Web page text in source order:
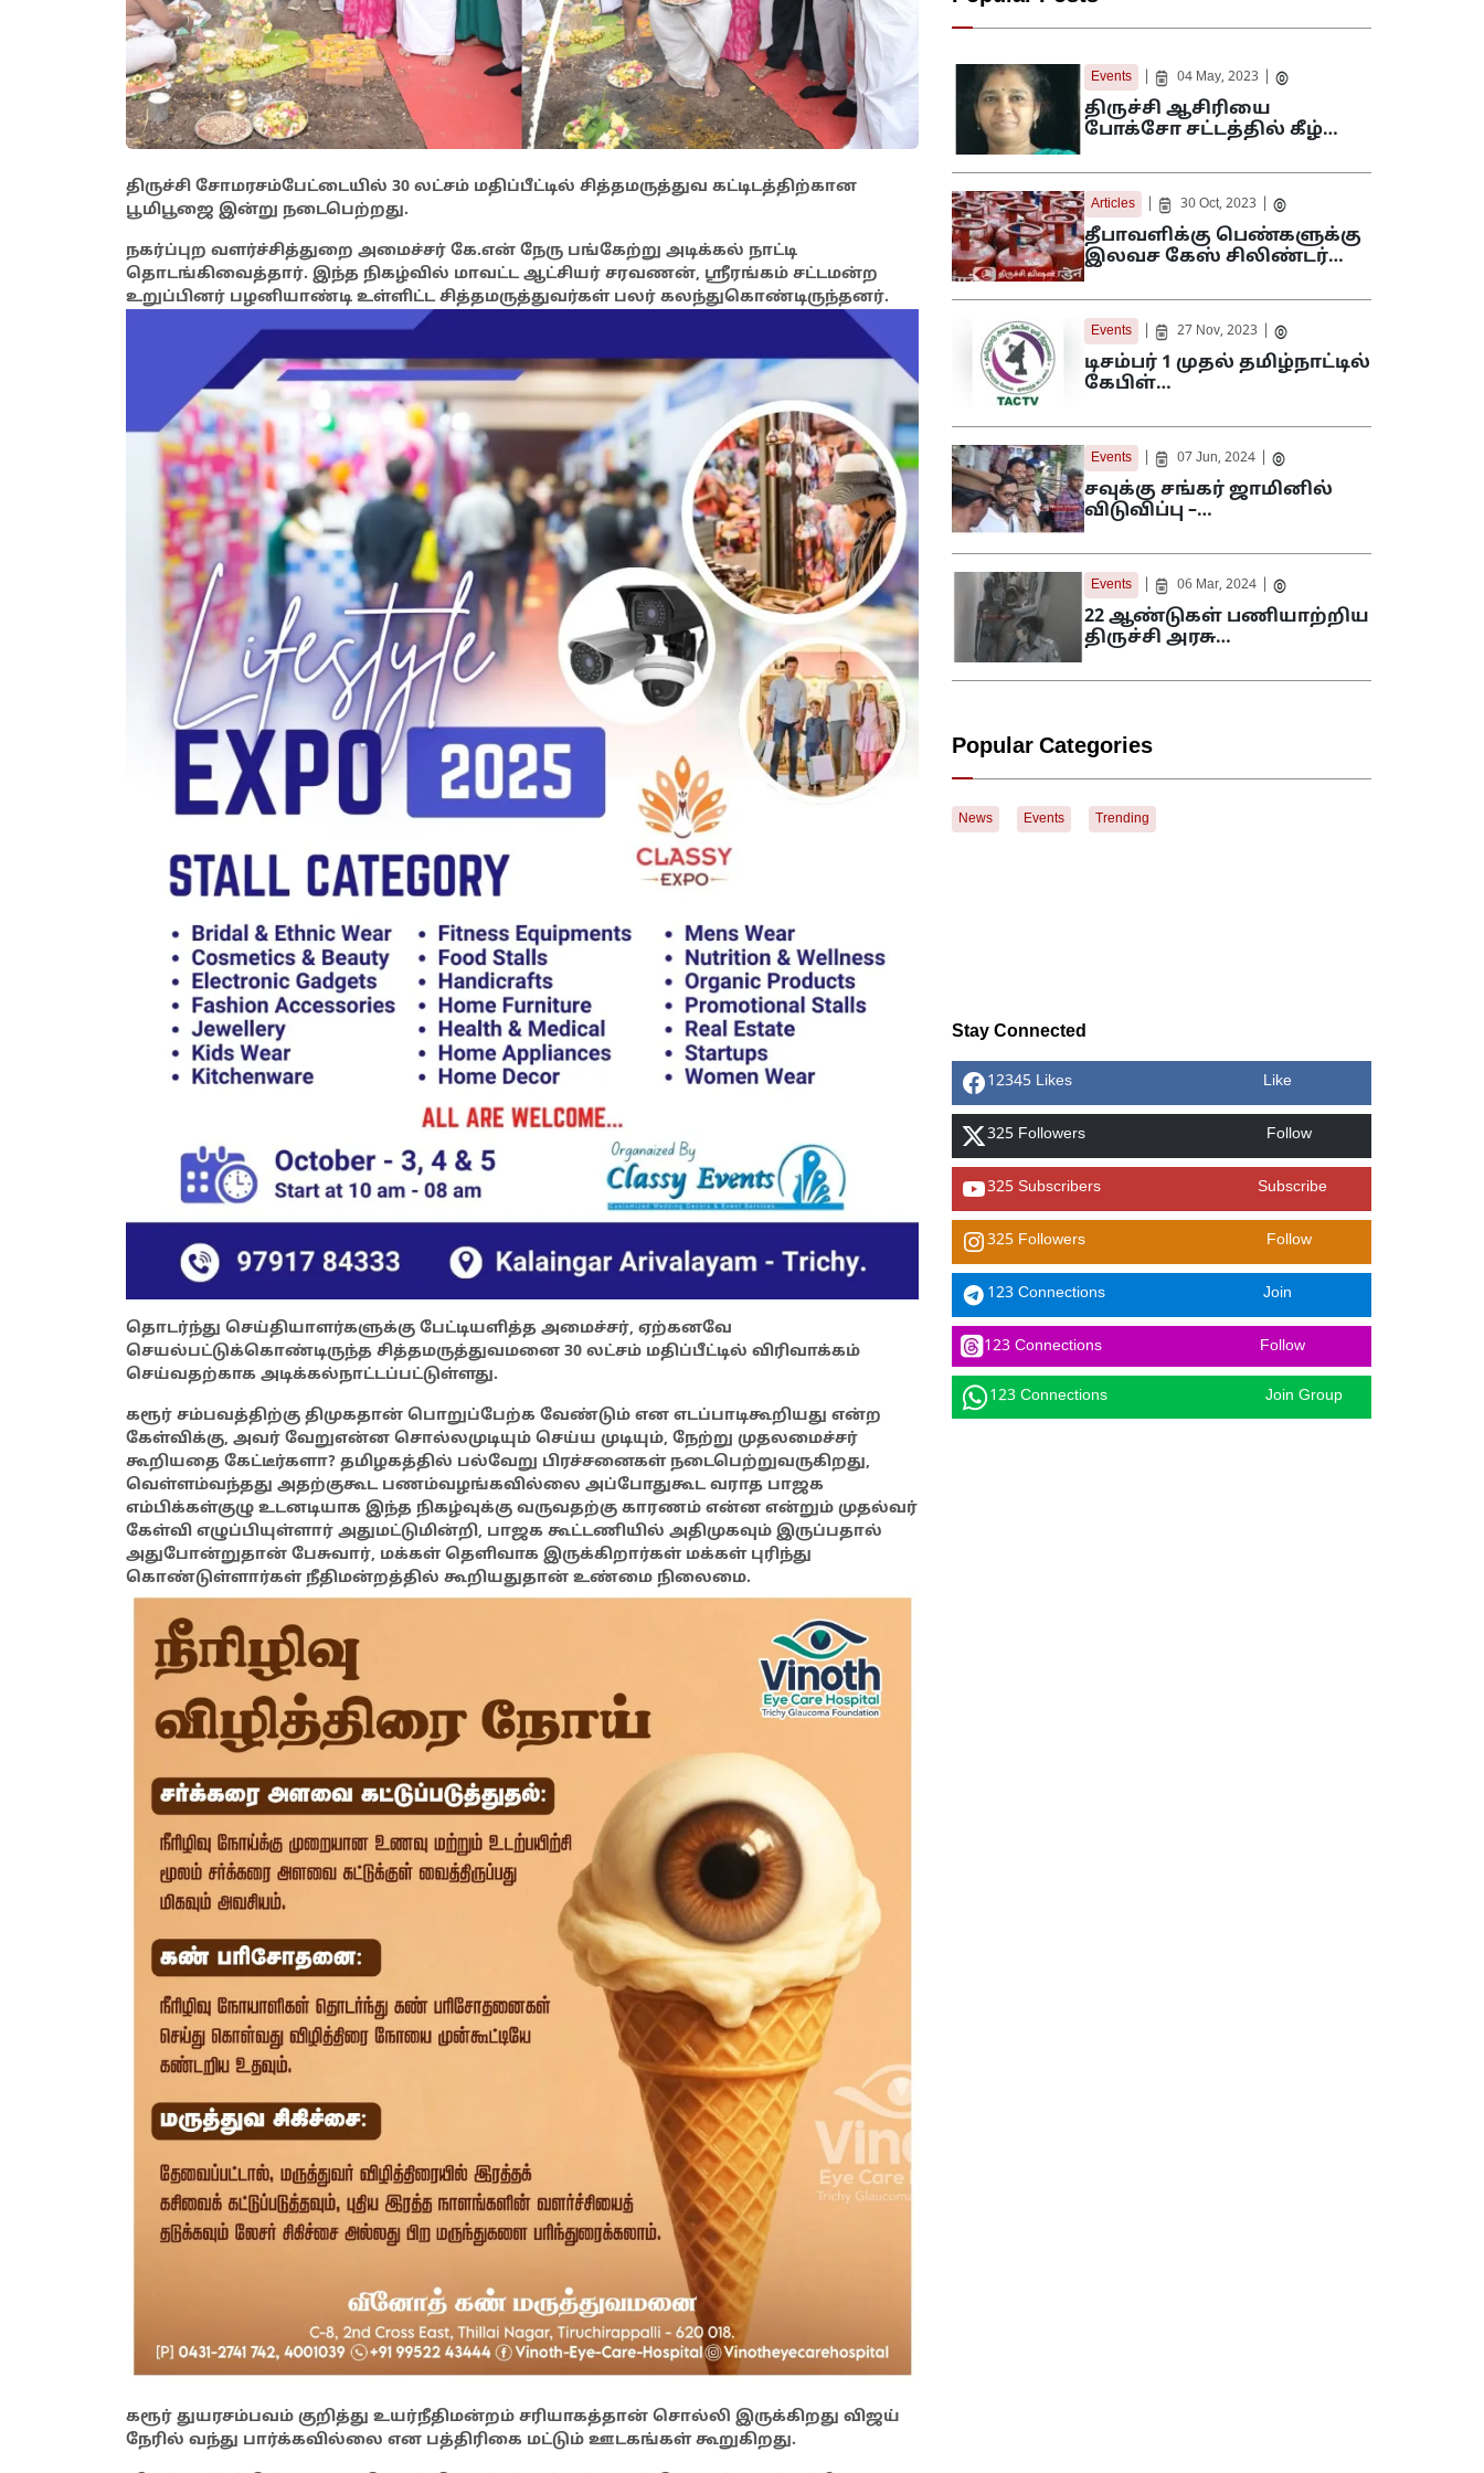
திருச்சி சோமரசம்பேட்டையில் 30 லட்சம் மதிப்பீட்டில் சித்தமருத்துவ கட்டிடத்திற்கான
பூமிபூஜை இன்று நடைபெற்றது.
நகர்ப்புற வளர்ச்சித்துறை அமைச்சர் கே.என் நேரு பங்கேற்று அடிக்கல் நாட்டி
தொடங்கிவைத்தார். இந்த நிகழ்வில் மாவட்ட ஆட்சியர் சரவணன், ஸ்ரீரங்கம் சட்டமன்ற
உறுப்பினர் பழனியாண்டி உள்ளிட்ட சித்தமருத்துவர்கள் பலர் கலந்துகொண்டிருந்தனர்.
தொடர்ந்து செய்தியாளர்களுக்கு பேட்டியளித்த அமைச்சர், ஏற்கனவே
செயல்பட்டுக்கொண்டிருந்த சித்தமருத்துவமனை 30 லட்சம் மதிப்பீட்டில் விரிவாக்கம்
செய்வதற்காக அடிக்கல்நாட்டப்பட்டுள்ளது.
கரூர் சம்பவத்திற்கு திமுகதான் பொறுப்பேற்க வேண்டும் என எடப்பாடிகூறியது என்ற
கேள்விக்கு, அவர் வேறுஎன்ன சொல்லமுடியும் செய்ய முடியும், நேற்று முதலமைச்சர்
கூறியதை கேட்டீர்களா? தமிழகத்தில் பல்வேறு பிரச்சனைகள் நடைபெற்றுவருகிறது,
வெள்ளம்வந்தது அதற்குகூட பணம்வழங்கவில்லை அப்போதுகூட வராத பாஜக
எம்பிக்கள்குழு உடனடியாக இந்த நிகழ்வுக்கு வருவதற்கு காரணம் என்ன என்றும் முதல்வர்
கேள்வி எழுப்பியுள்ளார் அதுமட்டுமின்றி, பாஜக கூட்டணியில் அதிமுகவும் இருப்பதால்
அதுபோன்றுதான் பேசுவார், மக்கள் தெளிவாக இருக்கிறார்கள் மக்கள் புரிந்து
கொண்டுள்ளார்கள் நீதிமன்றத்தில் கூறியதுதான் உண்மை நிலைமை.
கரூர் துயரசம்பவம் குறித்து உயர்நீதிமன்றம் சரியாகத்தான் சொல்லி இருக்கிறது விஜய்
நேரில் வந்து பார்க்கவில்லை என பத்திரிகை மட்டும் ஊடகங்கள் கூறுகிறது.
Events 04 May, 2023
திருச்சி ஆசிரியை
போக்சோ சட்டத்தில் கீழ்…
Articles 30 Oct, 2023
தீபாவளிக்கு பெண்களுக்கு
இலவச கேஸ் சிலிண்டர்…
Events 27 Nov, 2023
டிசம்பர் 1 முதல் தமிழ்நாட்டில்
கேபிள்…
Events 07 Jun, 2024
சவுக்கு சங்கர் ஜாமினில்
விடுவிப்பு –…
Events 06 Mar, 2024
22 ஆண்டுகள் பணியாற்றிய
திருச்சி அரசு…
Popular Categories
News Events Trending
Stay Connected
12345 Likes Like
325 Followers Follow
325 Subscribers Subscribe
325 Followers Follow
123 Connections Join
123 Connections Follow
123 Connections Join Group